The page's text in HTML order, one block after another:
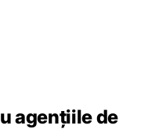
agențiile de